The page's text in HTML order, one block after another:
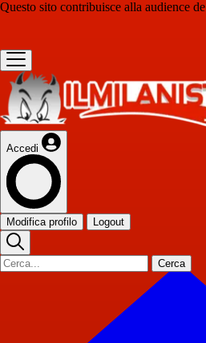
Questo sito contribuisce alla audience de
Accedi
Modifica profilo Logout
Cerca